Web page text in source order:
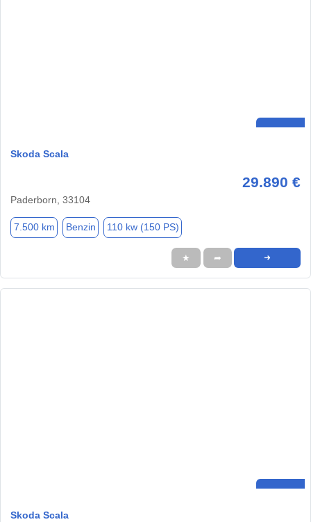
Skoda Scala
29.890 €
Paderborn, 33104
7.500 km Benzin 110 kw (150 PS)
★ ➦ ➜
Skoda Scala